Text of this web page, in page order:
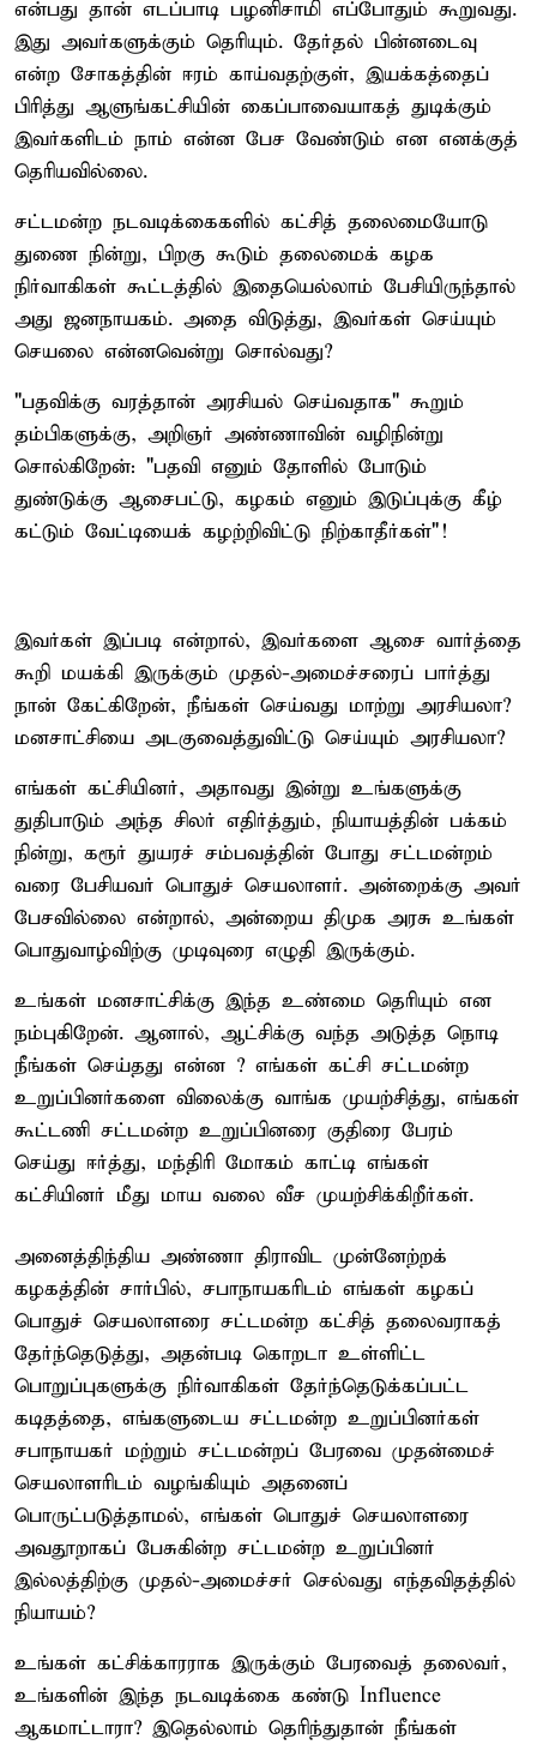
என்பது தான் எடப்பாடி பழனிசாமி எப்போதும் கூறுவது.
இது அவர்களுக்கும் தெரியும். தேர்தல் பின்னடைவு
என்ற சோகத்தின் ஈரம் காய்வதற்குள், இயக்கத்தைப்
பிரித்து ஆளுங்கட்சியின் கைப்பாவையாகத் துடிக்கும்
இவர்களிடம் நாம் என்ன பேச வேண்டும் என எனக்குத்
தெரியவில்லை.
சட்டமன்ற நடவடிக்கைகளில் கட்சித் தலைமையோடு
துணை நின்று, பிறகு கூடும் தலைமைக் கழக
நிர்வாகிகள் கூட்டத்தில் இதையெல்லாம் பேசியிருந்தால்
அது ஜனநாயகம். அதை விடுத்து, இவர்கள் செய்யும்
செயலை என்னவென்று சொல்வது?
"பதவிக்கு வரத்தான் அரசியல் செய்வதாக" கூறும்
தம்பிகளுக்கு, அறிஞர் அண்ணாவின் வழிநின்று
சொல்கிறேன்: "பதவி எனும் தோளில் போடும்
துண்டுக்கு ஆசைபட்டு, கழகம் எனும் இடுப்புக்கு கீழ்
கட்டும் வேட்டியைக் கழற்றிவிட்டு நிற்காதீர்கள்"!
இவர்கள் இப்படி என்றால், இவர்களை ஆசை வார்த்தை
கூறி மயக்கி இருக்கும் முதல்-அமைச்சரைப் பார்த்து
நான் கேட்கிறேன், நீங்கள் செய்வது மாற்று அரசியலா?
மனசாட்சியை அடகுவைத்துவிட்டு செய்யும் அரசியலா?
எங்கள் கட்சியினர், அதாவது இன்று உங்களுக்கு
துதிபாடும் அந்த சிலர் எதிர்த்தும், நியாயத்தின் பக்கம்
நின்று, கரூர் துயரச் சம்பவத்தின் போது சட்டமன்றம்
வரை பேசியவர் பொதுச் செயலாளர். அன்றைக்கு அவர்
பேசவில்லை என்றால், அன்றைய திமுக அரசு உங்கள்
பொதுவாழ்விற்கு முடிவுரை எழுதி இருக்கும்.
உங்கள் மனசாட்சிக்கு இந்த உண்மை தெரியும் என
நம்புகிறேன். ஆனால், ஆட்சிக்கு வந்த அடுத்த நொடி
நீங்கள் செய்தது என்ன ? எங்கள் கட்சி சட்டமன்ற
உறுப்பினர்களை விலைக்கு வாங்க முயற்சித்து, எங்கள்
கூட்டணி சட்டமன்ற உறுப்பினரை குதிரை பேரம்
செய்து ஈர்த்து, மந்திரி மோகம் காட்டி எங்கள்
கட்சியினர் மீது மாய வலை வீச முயற்சிக்கிறீர்கள்.
அனைத்திந்திய அண்ணா திராவிட முன்னேற்றக்
கழகத்தின் சார்பில், சபாநாயகரிடம் எங்கள் கழகப்
பொதுச் செயலாளரை சட்டமன்ற கட்சித் தலைவராகத்
தேர்ந்தெடுத்து, அதன்படி கொறடா உள்ளிட்ட
பொறுப்புகளுக்கு நிர்வாகிகள் தேர்ந்தெடுக்கப்பட்ட
கடிதத்தை, எங்களுடைய சட்டமன்ற உறுப்பினர்கள்
சபாநாயகர் மற்றும் சட்டமன்றப் பேரவை முதன்மைச்
செயலாளரிடம் வழங்கியும் அதனைப்
பொருட்படுத்தாமல், எங்கள் பொதுச் செயலாளரை
அவதூறாகப் பேசுகின்ற சட்டமன்ற உறுப்பினர்
இல்லத்திற்கு முதல்-அமைச்சர் செல்வது எந்தவிதத்தில்
நியாயம்?
உங்கள் கட்சிக்காரராக இருக்கும் பேரவைத் தலைவர்,
உங்களின் இந்த நடவடிக்கை கண்டு Influence
ஆகமாட்டாரா? இதெல்லாம் தெரிந்துதான் நீங்கள்